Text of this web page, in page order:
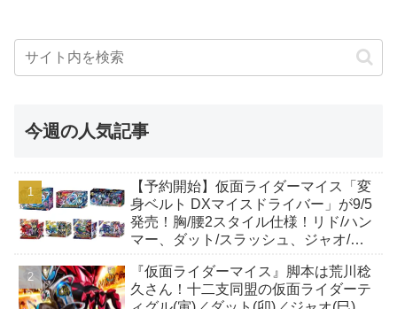
今週の人気記事
【予約開始】仮面ライダーマイス「変
身ベルト DXマイスドライバー」が9/5
発売！胸/腰2スタイル仕様！リド/ハン
マー、ダット/スラッシュ、ジャオ/バ
も！
『仮面ライダーマイス』脚本は荒川稔
久さん！十二支同盟の仮面ライダーテ